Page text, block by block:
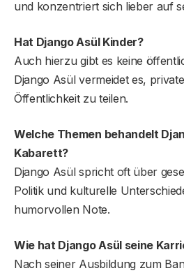
und konzentriert sich lieber auf
Hat Django Asül Kinder?
Auch hierzu gibt es keine
Django Asül vermeidet es,
Öffentlichkeit zu teilen.
Welche Themen behandelt
Kabarett?
Django Asül spricht oft über
Politik und kulturelle
humorvollen Note.
Wie hat Django Asül seine
Nach seiner Ausbildung zum